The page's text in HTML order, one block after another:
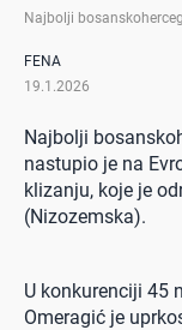
Najbolji
FENA
19.1.2026
Najbolji
nastupio je na
klizanju, koje je
(Nizozemska).
U konkurenciji 45
Omeragić je